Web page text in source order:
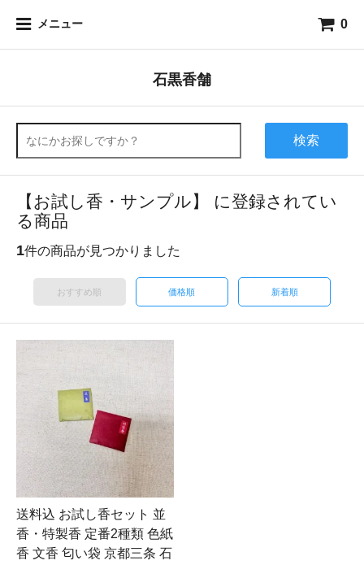
メニュー 0
石黒香舗
検索
【お試し香・サンプル】 に登録されてい
る商品
1件の商品が見つかりました
おすすめ順 価格順 新着順
送料込 お試し香セット 並
香・特製香 定番2種類 色紙
香 文香 匂い袋 京都三条 石